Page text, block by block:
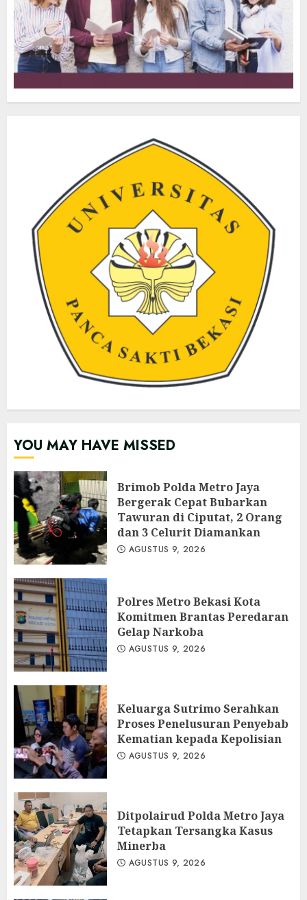
YOU MAY HAVE MISSED
Brimob Polda Metro Jaya
Bergerak Cepat Bubarkan
Tawuran di Ciputat, 2 Orang
dan 3 Celurit Diamankan
AGUSTUS 9, 2026
Polres Metro Bekasi Kota
Komitmen Brantas Peredaran
Gelap Narkoba
AGUSTUS 9, 2026
Keluarga Sutrimo Serahkan
Proses Penelusuran Penyebab
Kematian kepada Kepolisian
AGUSTUS 9, 2026
Ditpolairud Polda Metro Jaya
Tetapkan Tersangka Kasus
Minerba
AGUSTUS 9, 2026